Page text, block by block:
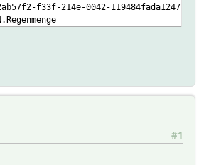
f33f-214e-0042-119484fada12476c
appCountsPerDay 0
#1